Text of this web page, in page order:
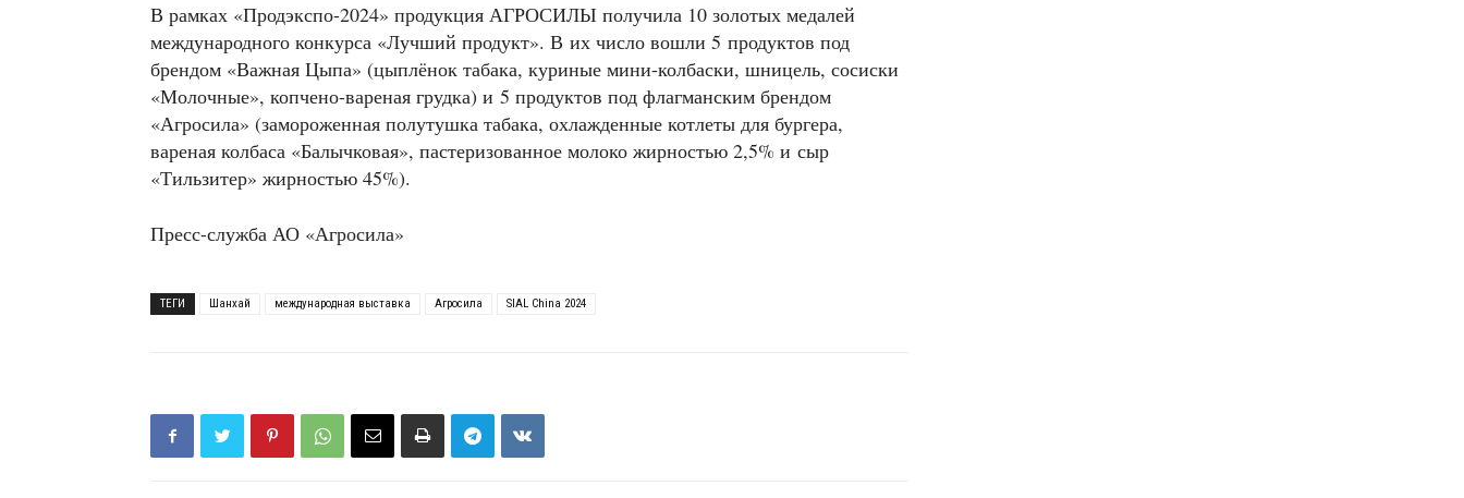
В рамках «Продэкспо-2024» продукция АГРОСИЛЫ получила 10 золотых медалей
международного конкурса «Лучший продукт». В их число вошли 5 продуктов под
брендом «Важная Цыпа» (цыплёнок табака, куриные мини-колбаски, шницель, сосиски
«Молочные», копчено-вареная грудка) и 5 продуктов под флагманским брендом
«Агросила» (замороженная полутушка табака, охлажденные котлеты для бургера,
вареная колбаса «Балычковая», пастеризованное молоко жирностью 2,5% и сыр
«Тильзитер» жирностью 45%).
Пресс-служба АО «Агросила»
ТЕГИ Шанхай международная выставка Агросила SIAL China 2024